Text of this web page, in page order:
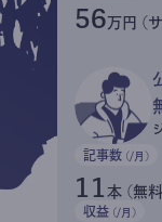
56万円 (
記事数 (/月)
11 本 (無
収益 (/月)